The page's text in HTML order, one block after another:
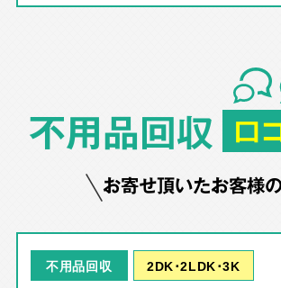
不用品回収 口
お寄せ頂いたお客様
不用品回収 2DK･2LDK･3K